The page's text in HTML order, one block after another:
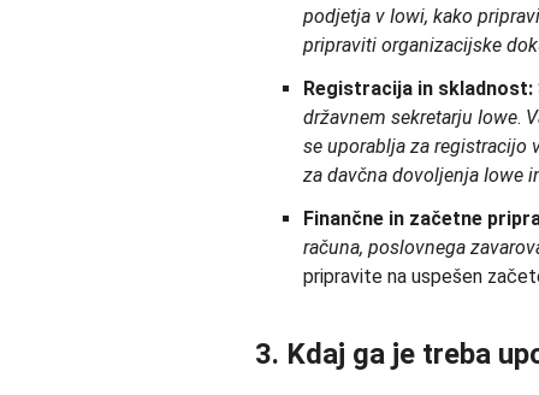
podjetja v Iowi, kako
pripraviti organizacijske
Registracija in skladnost:
državnem sekretarju Iowe.
se uporablja za registracijo
za davčna dovoljenja Iowe
Finančne in začetne
računa, poslovnega
pripravite na uspešen
3. Kdaj ga je treba